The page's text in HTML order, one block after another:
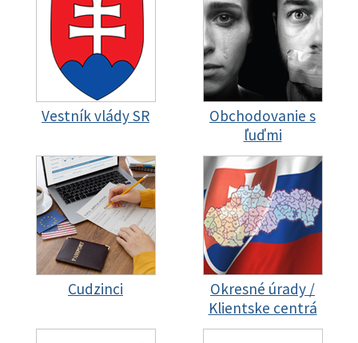
Vestník vlády SR
Obchodovanie s
ľuďmi
Cudzinci
Okresné úrady /
Klientske centrá